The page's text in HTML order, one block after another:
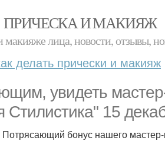
ПРИЧЕСКА И МАКИЯЖ
лица, новости, отзывы,
делать прически и макияж
увидеть
Стилистика" 15
бонус нашего